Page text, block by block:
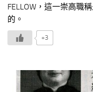
FELLOW，這一崇高職
的。
+3